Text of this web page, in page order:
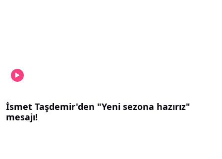
İsmet Taşdemir'den "Yeni sezona hazırız"
mesajı!